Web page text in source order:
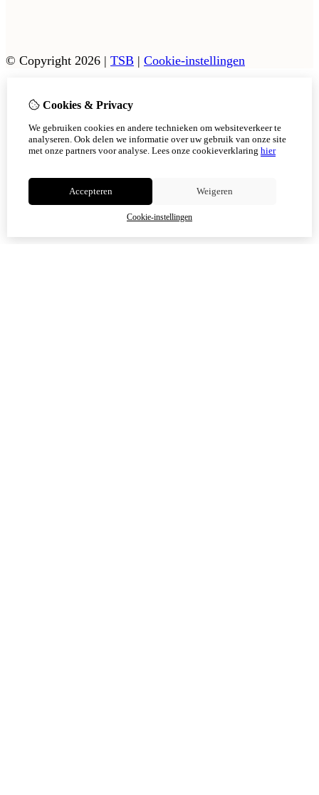
© Copyright 2026 | TSB | Cookie-instellingen
Cookies & Privacy
We gebruiken cookies en andere technieken om websiteverkeer te
analyseren. Ook delen we informatie over uw gebruik van onze site
met onze partners voor analyse. Lees onze cookieverklaring hier
Accepteren Weigeren
Cookie-instellingen
Vanaf 17 augustus zijn onze afhaalpunten in Tholen en
Scherpenisse weer geopend.
In Sint Philipsland kan er op afsppraak afgehaald worden.